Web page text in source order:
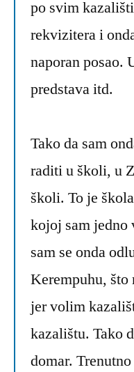
po svim
rekvizitera i
naporan posao.
predstava itd.
Tako da sam
raditi u školi, u
školi. To je
kojoj sam jedno
sam se onda
Kerempuhu,
jer volim
kazalištu. Tako
domar.